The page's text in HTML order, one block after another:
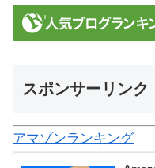
スポンサーリンク
アマゾンランキング